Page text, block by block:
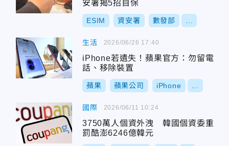
安署揭5招自保
ESIM 資安署 數發部
生活
iPhone若遺失！蘋果官方：勿留電
話、移除裝置
蘋果 蘋果公司 iPhone
2026/06/26 17:40
國際
3750萬人個資外洩 韓國個資委重
罰酷澎6246億韓元
2026/06/11 10:24